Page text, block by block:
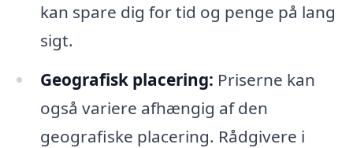
kan spare dig for tid og penge på lang
sigt.
Geografisk placering: Priserne kan
også variere afhængig af den
geografiske placering. Rådgivere i